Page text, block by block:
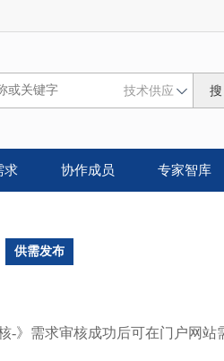
技术供应
求 协作成员 专家智库
供需发布
》需求审核成功后可在门户网站